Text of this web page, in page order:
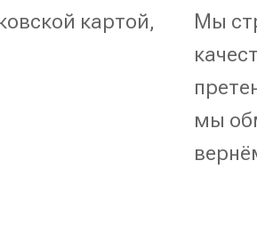
картой,
Мы
мы